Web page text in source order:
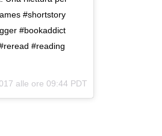
#shortstory
#bookaddict
#reading
alle ore 09:44 PDT